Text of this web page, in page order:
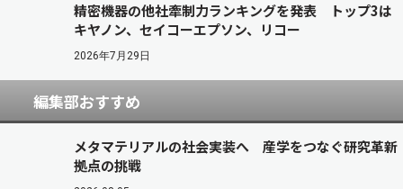
精密機器の他社牽制力ランキングを発表 トップ3は
キヤノン、セイコーエプソン、リコー
2026年7月29日
編集部おすすめ
メタマテリアルの社会実装へ 産学をつなぐ研究革新
拠点の挑戦